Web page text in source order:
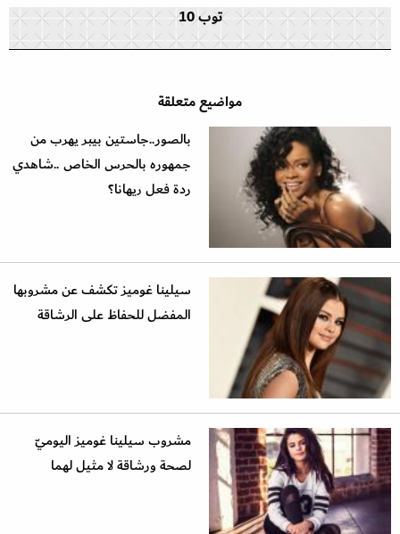
توب 10
مواضيع متعلقة
بالصور..جاستين بيبر يهرب من
جمهوره بالحرس الخاص ..شاهدي
ردة فعل ريهانا؟
سيلينا غوميز تكشف عن مشروبها
المفضل للحفاظ على الرشاقة
مشروب سيلينا غوميز اليوميّ
لصحة ورشاقة لا مثيل لهما